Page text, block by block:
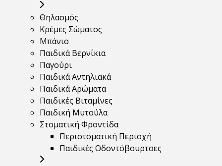
Θηλασμός
Κρέμες Σώματος
Μπάνιο
Παιδικά Βερνίκια
Παγούρι
Παιδικά Αντηλιακά
Παιδικά Αρώματα
Παιδικές Βιταμίνες
Παιδική Μυτούλα
Στοματική Φροντίδα
Περιστοματική Περιοχή
Παιδικές Οδοντόβουρτσες